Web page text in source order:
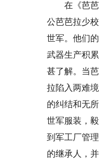
在《芭芭拉
公芭芭拉少
世军。他们
武器生产积
甚了解。当
拉陷入两难
的纠结和无
世军服装，
到军工厂管
的继承人，